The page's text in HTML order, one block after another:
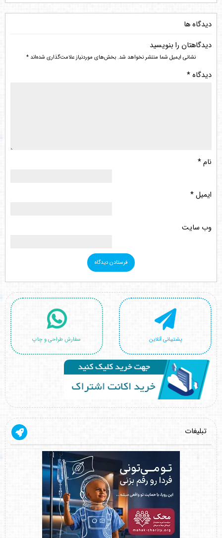
دیدگاه ها
دیدگاهتان را بنویسید
نشانی ایمیل شما منتشر نخواهد شد. بخش‌های موردنیاز علامت‌گذاری شده‌اند*
دیدگاه*
نام*
ایمیل*
وب‌ سایت
پشتیبانی آنلاین سفارش طراحی و چاپ
تبلیغات